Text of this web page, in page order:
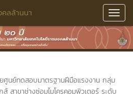
คลล้านนา
ศูนย์ทดสอบมาตรฐานฝีมือแรงงาน กลุ่ม
สาขาช่างซ่อมไมโครคอมพิวเตอร์ ระดับ